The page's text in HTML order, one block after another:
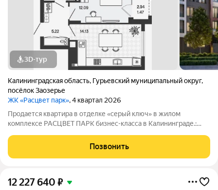
3D-тур
Калининградская область, Гурьевский муниципальный округ,
посёлок Заозерье
ЖК «Расцвет парк», 4 квартал 2026
Продается квартира в отделке «серый ключ» в жилом
комплексе РАСЦВЕТ ПАРК бизнес-класса в Калининграде.:
Виды на озеро и природу благодаря панорамному остеклению.
Продуманная
Позвонить
12 227 640 ₽